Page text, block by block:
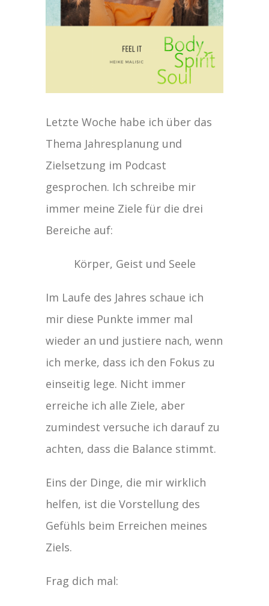
Letzte Woche habe ich über das
Thema Jahresplanung und
Zielsetzung im Podcast
gesprochen. Ich schreibe mir
immer meine Ziele für die drei
Bereiche auf:
Körper, Geist und Seele
Im Laufe des Jahres schaue ich
mir diese Punkte immer mal
wieder an und justiere nach, wenn
ich merke, dass ich den Fokus zu
einseitig lege. Nicht immer
erreiche ich alle Ziele, aber
zumindest versuche ich darauf zu
achten, dass die Balance stimmt.
Eins der Dinge, die mir wirklich
helfen, ist die Vorstellung des
Gefühls beim Erreichen meines
Ziels.
Frag dich mal: